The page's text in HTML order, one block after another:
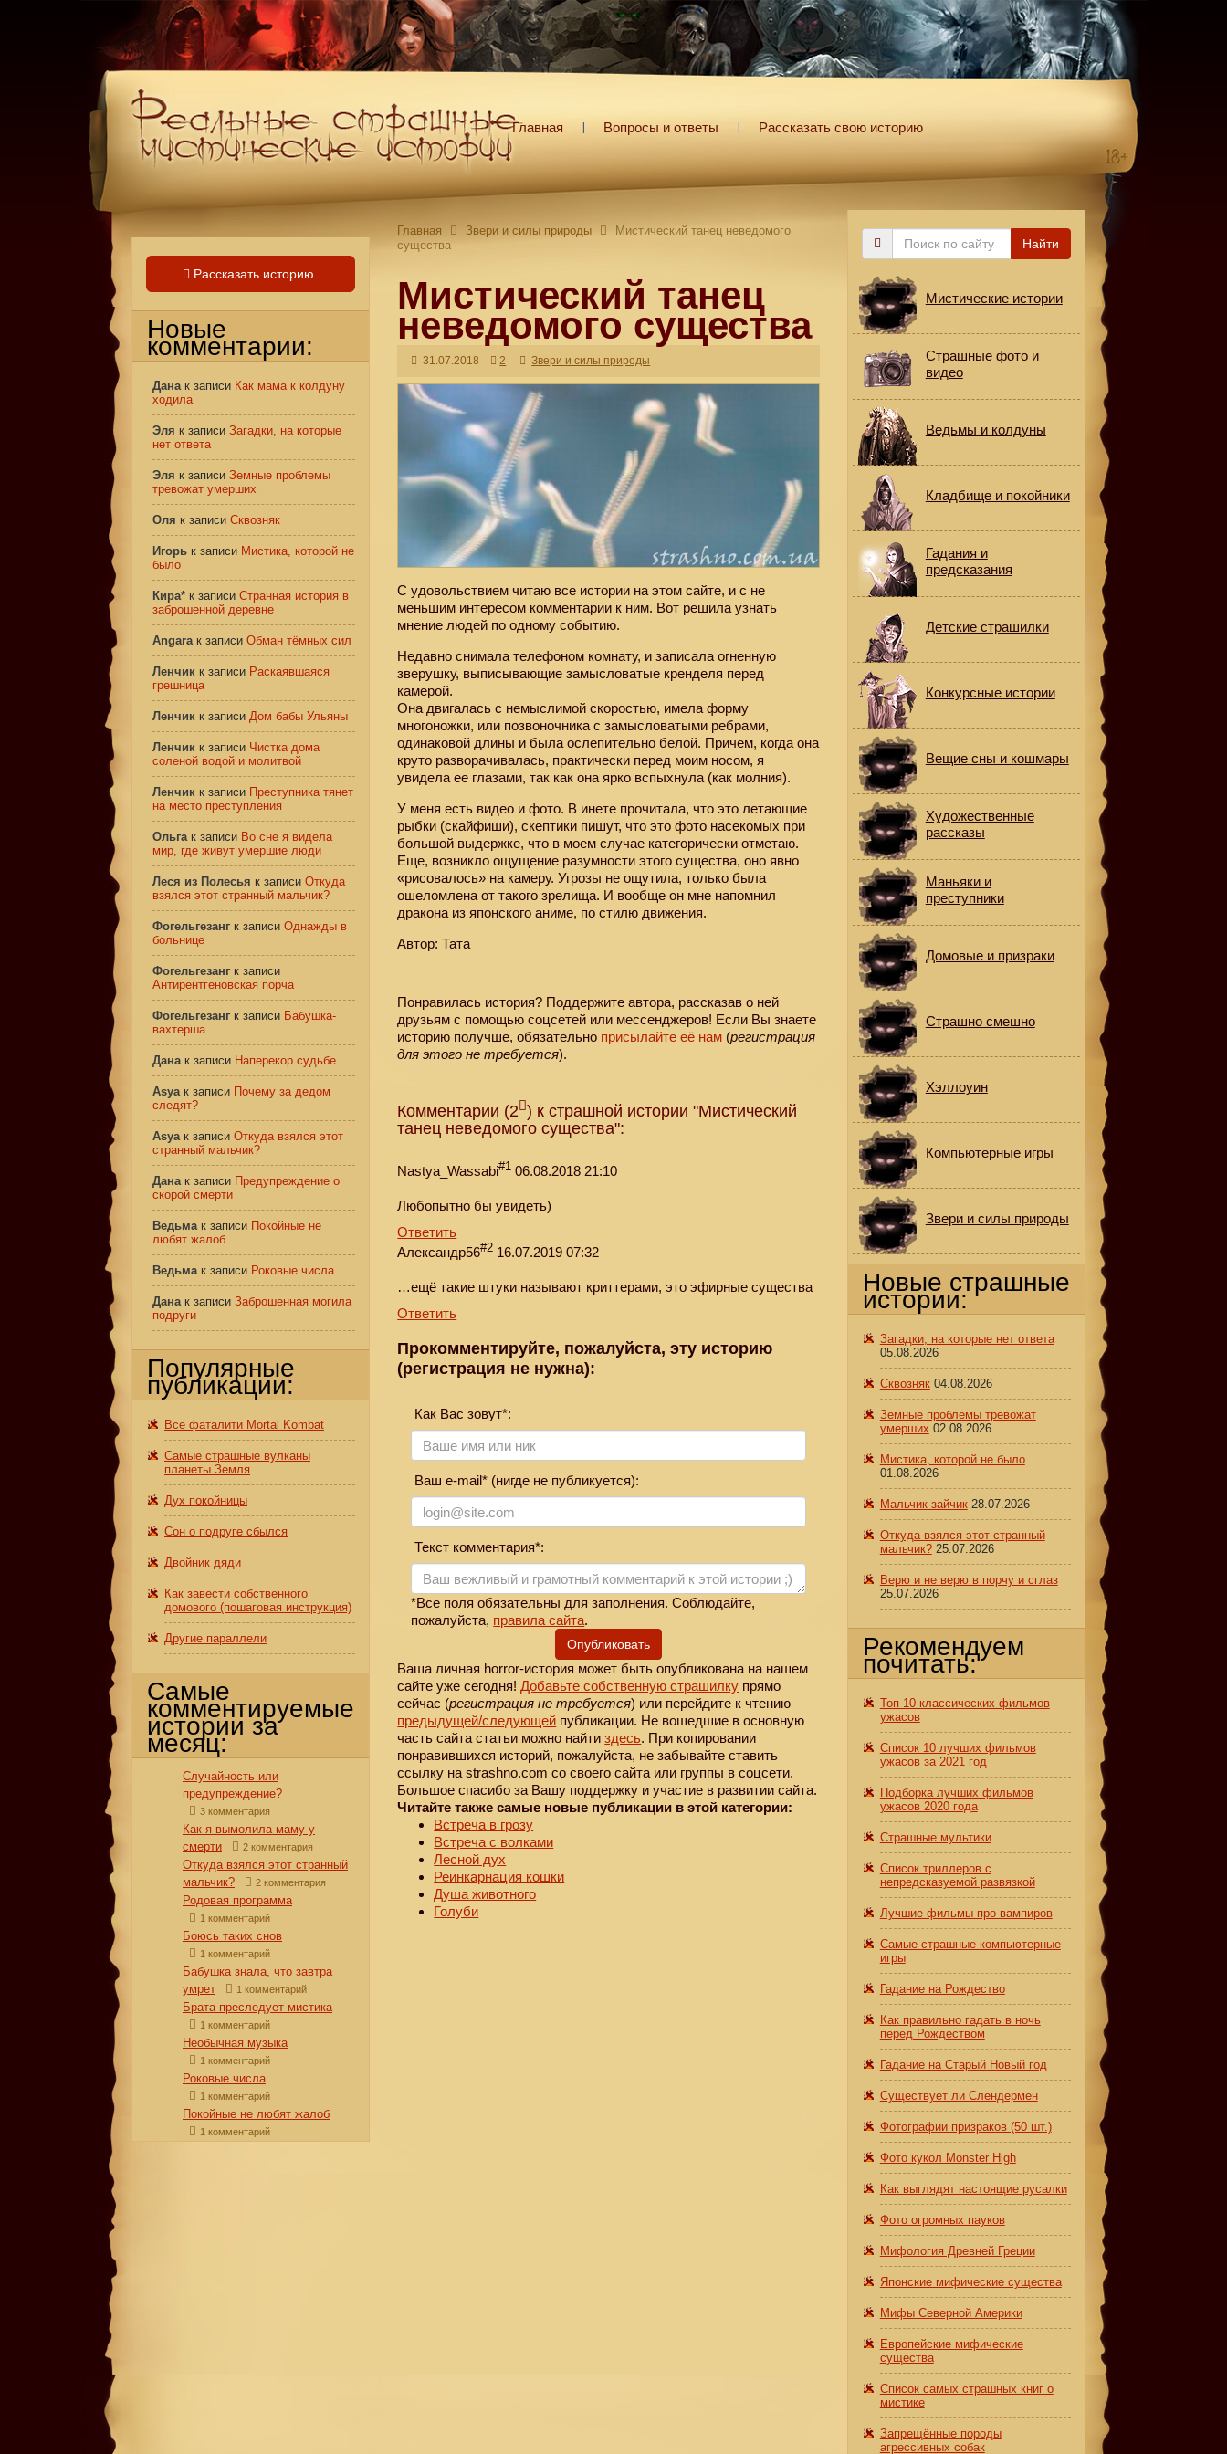
Главная Вопросы и ответы Рассказать свою историю
Главная Звери и силы природы
Мистический танец неведомого
существа
Мистический танец
неведомого существа
31.07.2018 2 Звери и силы природы
С удовольствием читаю все истории на этом сайте, и с не
меньшим интересом комментарии к ним. Вот решила узнать
мнение людей по одному событию.
Недавно снимала телефоном комнату, и записала огненную
зверушку, выписывающие замысловатые кренделя перед
камерой.
Она двигалась с немыслимой скоростью, имела форму
многоножки, или позвоночника с замысловатыми ребрами,
одинаковой длины и была ослепительно белой. Причем, когда она
круто разворачивалась, практически перед моим носом, я
увидела ее глазами, так как она ярко вспыхнула (как молния).
У меня есть видео и фото. В инете прочитала, что это летающие
рыбки (скайфиши), скептики пишут, что это фото насекомых при
большой выдержке, что в моем случае категорически отметаю.
Еще, возникло ощущение разумности этого существа, оно явно
«рисовалось» на камеру. Угрозы не ощутила, только была
ошеломлена от такого зрелища. И вообще он мне напомнил
дракона из японского аниме, по стилю движения.
Автор: Тата
Понравилась история? Поддержите автора, рассказав о ней
друзьям с помощью соцсетей или мессенджеров! Если Вы знаете
историю получше, обязательно присылайте её нам (регистрация
для этого не требуется).
Комментарии (2 ) к страшной истории "Мистический
танец неведомого существа":
Nastya_Wassabi#1 06.08.2018 21:10
Любопытно бы увидеть)
Ответить
Александр56#2 16.07.2019 07:32
…ещё такие штуки называют криттерами, это эфирные существа
Ответить
Прокомментируйте, пожалуйста, эту историю
(регистрация не нужна):
Как Вас зовут*:
Ваш e-mail* (нигде не публикуется):
Текст комментария*:
*Все поля обязательны для заполнения. Соблюдайте,
пожалуйста, правила сайта.
Опубликовать
Ваша личная horror-история может быть опубликована на нашем
сайте уже сегодня!Добавьте собственную страшилку прямо
сейчас (регистрация не требуется) или перейдите к чтению
предыдущей/следующей публикации. Не вошедшие в основную
часть сайта статьи можно найтиздесь. При копировании
понравившихся историй, пожалуйста, не забывайте ставить
ссылку на strashno.com со своего сайта или группы в соцсети.
Большое спасибо за Вашу поддержку и участие в развитии сайта.
Читайте также самые новые публикации в этой категории:
Встреча в грозу
Встреча с волками
Лесной дух
Реинкарнация кошки
Душа животного
Голуби
Рассказать историю
Новые
комментарии:
Данак записи Как мама к колдуну
ходила
Эля к записи Загадки, на которые
нет ответа
Эля к записи Земные проблемы
тревожат умерших
Оля к записи Сквозняк
Игорь к записи Мистика, которой не
было
Кира* к записи Странная история в
заброшенной деревне
Angaraк записи Обман тёмных сил
Ленчик к записи Раскаявшаяся
грешница
Ленчик к записи Дом бабы Ульяны
Ленчик к записи Чистка дома
соленой водой и молитвой
Ленчик к записи Преступника тянет
на место преступления
Ольгак записи Во сне я видела
мир, где живут умершие люди
Леся из Полесья к записи Откуда
взялся этот странный мальчик?
Фогельгезанг к записи Однажды в
больнице
Фогельгезанг к записи
Антирентгеновская порча
Фогельгезанг к записи Бабушка-
вахтерша
Данак записи Наперекор судьбе
Asyaк записи Почему за дедом
следят?
Asyaк записи Откуда взялся этот
странный мальчик?
Данак записи Предупреждение о
скорой смерти
Ведьмак записи Покойные не
любят жалоб
Ведьмак записи Роковые числа
Данак записи Заброшенная могила
подруги
Популярные
публикации:
Все фаталити Mortal Kombat
Самые страшные вулканы
планеты Земля
Дух покойницы
Сон о подруге сбылся
Двойник дяди
Как завести собственного
домового (пошаговая инструкция)
Другие параллели
Самые
комментируемые
истории за
месяц:
Случайность или
предупреждение?
3 комментария
Как я вымолила маму у
смерти
2 комментария
Откуда взялся этот странный
мальчик?
2 комментария
Родовая программа
1 комментарий
Боюсь таких снов
1 комментарий
Бабушка знала, что завтра
умрет
1 комментарий
Брата преследует мистика
1 комментарий
Необычная музыка
1 комментарий
Роковые числа
1 комментарий
Покойные не любят жалоб
1 комментарий
Поиск
Найти
Мистические истории
Страшные фото и
видео
Ведьмы и колдуны
Кладбище и покойники
Гадания и
предсказания
Детские страшилки
Конкурсные истории
Вещие сны и кошмары
Художественные
рассказы
Маньяки и
преступники
Домовые и призраки
Страшно смешно
Хэллоуин
Компьютерные игры
Звери и силы природы
Новые страшные
истории:
Загадки, на которые нет ответа
05.08.2026
Сквозняк 04.08.2026
Земные проблемы тревожат
умерших 02.08.2026
Мистика, которой не было
01.08.2026
Мальчик-зайчик 28.07.2026
Откуда взялся этот странный
мальчик? 25.07.2026
Верю и не верю в порчу и сглаз
25.07.2026
Рекомендуем
почитать:
Топ-10 классических фильмов
ужасов
Список 10 лучших фильмов
ужасов за 2021 год
Подборка лучших фильмов
ужасов 2020 года
Страшные мультики
Список триллеров с
непредсказуемой развязкой
Лучшие фильмы про вампиров
Самые страшные компьютерные
игры
Гадание на Рождество
Как правильно гадать в ночь
перед Рождеством
Гадание на Старый Новый год
Существует ли Слендермен
Фотографии призраков (50 шт.)
Фото кукол Monster High
Как выглядят настоящие русалки
Фото огромных пауков
Мифология Древней Греции
Японские мифические существа
Мифы Северной Америки
Европейские мифические
существа
Список самых страшных книг о
мистике
Запрещённые породы
агрессивных собак